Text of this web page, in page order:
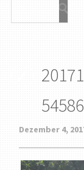
Dezember 4,